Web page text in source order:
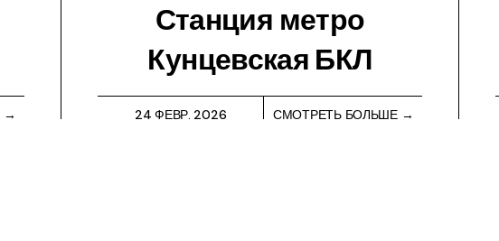
→
Станция метро
Кунцевская БКЛ
24 ФЕВР. 2026 СМОТРЕТЬ БОЛЬШЕ →